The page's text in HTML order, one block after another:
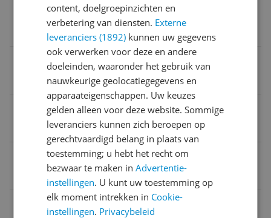
Taal handleiding
Nederlands
Met display
Opwarmtijd
1 minuut
Verpakking hoogte
Verpakking lengte
content, doelgroepinzichten en
verbetering van diensten. Externe
leveranciers (1892) kunnen uw gegevens
ook verwerken voor deze en andere
doeleinden, waaronder het gebruik van
nauwkeurige geolocatiegegevens en
apparaateigenschappen. Uw keuzes
gelden alleen voor deze website. Sommige
leveranciers kunnen zich beroepen op
gerechtvaardigd belang in plaats van
toestemming; u hebt het recht om
bezwaar te maken inAdvertentie-
instellingen. U kunt uw toestemming op
elk moment intrekken in Cookie-
instellingen. Privacybeleid